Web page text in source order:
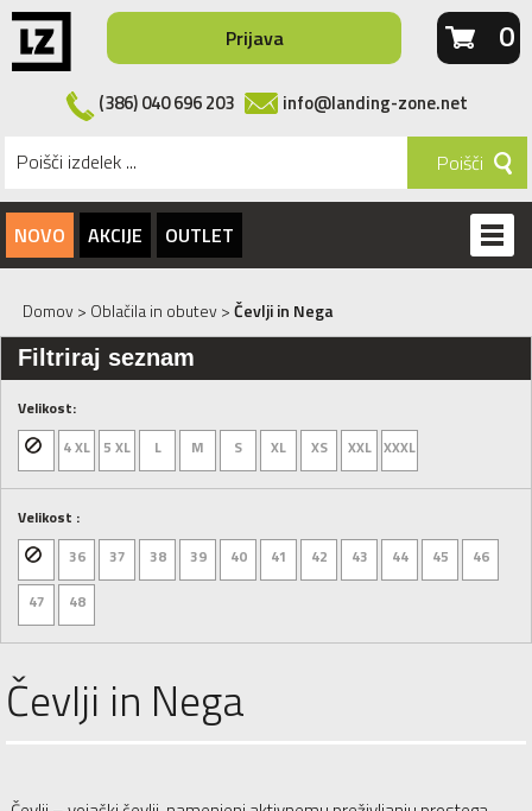
NOVO AKCIJE OUTLET
(386) 040 696 203 info@landing-zone.net
Prijava
Poišči
0
Domov> Oblačila in obutev>Čevlji in Nega
Filtriraj seznam
Velikost:
4 XL
5 XL L M S XL XS XXL XXXL
Velikost :
36
37 38 39 40 41 42 43 44 45
46
47
48
Čevlji in Nega